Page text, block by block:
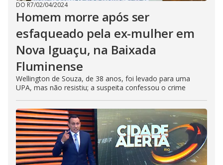
DO R7/02/04/2024
Homem morre após ser
esfaqueado pela ex-mulher em
Nova Iguaçu, na Baixada
Fluminense
Wellington de Souza, de 38 anos, foi levado para uma
UPA, mas não resistiu; a suspeita confessou o crime